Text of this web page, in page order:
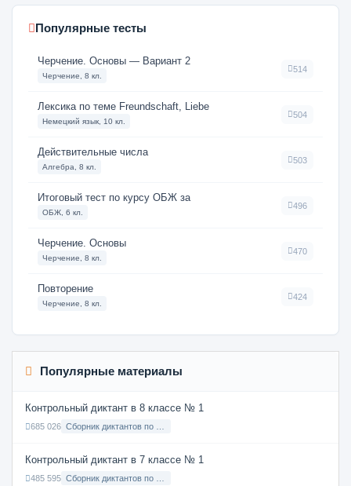
Популярные тесты
Черчение. Основы — Вариант 2
Черчение, 8 кл.
514
Лексика по теме Freundschaft, Liebe
Немецкий язык, 10 кл.
504
Действительные числа
Алгебра, 8 кл.
503
Итоговый тест по курсу ОБЖ за
ОБЖ, 6 кл.
496
Черчение. Основы
Черчение, 8 кл.
470
Повторение
Черчение, 8 кл.
424
Популярные материалы
Контрольный диктант в 8 классе № 1
685 026
Контрольный диктант в 7 классе № 1
485 595